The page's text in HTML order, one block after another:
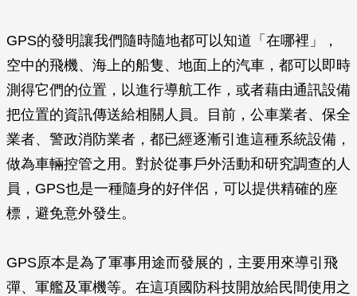
GPS的發明讓我們隨時隨地都可以知道「在哪裡」，
空中的飛機、海上的船隻、地面上的汽車，都可以即時
測得它們的位置，以進行導航工作，或者藉由通訊設備
把位置的資訊傳送給相關人員。目前，公車業者、保全
業者、警政消防業者，都已經逐漸引進這種系統設備，
做為車輛控管之用。對於從事戶外活動和研究調查的人
員，GPS也是一種隨身的好伴侶，可以提供精確的座
標，避免意外發生。
GPS原本是為了軍事用途而發展的，主要用來導引飛
彈、軍艦及軍機等。在這項國防科技開放給民間使用之